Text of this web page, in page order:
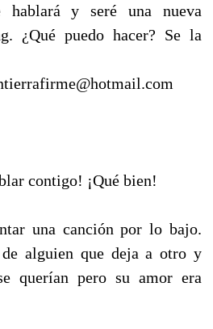
hablará y seré una nueva
¿Qué puedo hacer? Se la
contigo! ¡Qué bien!
una canción por lo bajo.
alguien que deja a otro y
querían pero su amor era